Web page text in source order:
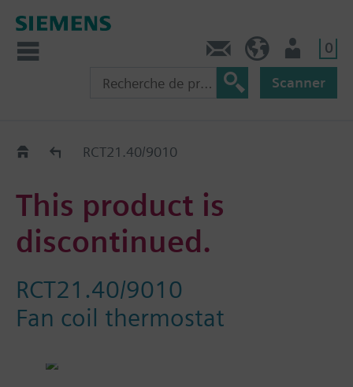
0
Scanner
Old2NewRCT21.40/9010
This product is
discontinued.
RCT21.40/9010
Fan coil thermostat